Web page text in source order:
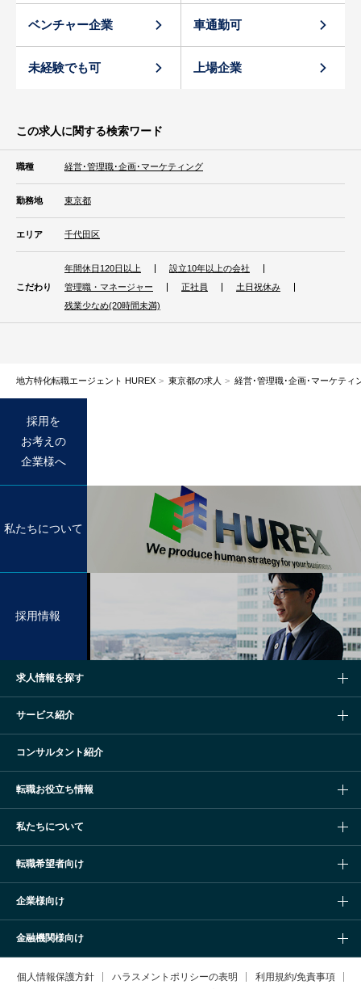
ベンチャー企業 車通勤可
未経験でも可 上場企業
この求人に関する検索ワード
職種 経営･管理職･企画･マーケティング
勤務地 東京都
エリア 千代田区
こだわり
年間休日120日以上
設立10年以上の会社
管理職・マネージャー
正社員
土日祝休み
残業少なめ(20時間未満)
地方特化転職エージェント HUREX 東京都の求人 経営･管理職･企画･マーケティ
採用情報
私たちについて
採用を
お考えの
企業様へ
求人情報を探す
サービス紹介
コンサルタント紹介
転職お役立ち情報
私たちについて
転職希望者向け
企業様向け
金融機関様向け
個人情報保護方針 ハラスメントポリシーの表明
利用規約/免責事項